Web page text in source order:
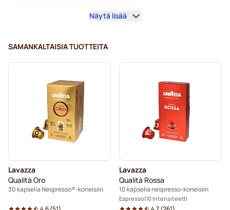
Lavazza-kapselit Nespresso®-koneisiin
Café Royal -kahvikapselit Nespresso®-koneisiin
Nespresso®-tarvikkeet
Kahvilisukkeet Nespresso®-kahvinkeittimeen
Kalkinpoisto ja huolto Nespresso®-kahvinkeittimeen
Segafredo-kahvikapselit Nespresso®-koneisiin
Café René -kahvikapselit Nespresso®-koneisiin
Näytä lisää
SAMANKALTAISIA TUOTTEITA
Lavazza
Qualità Oro
30 kapselia Nespresso®-koneisiin
Lavazza
Qualità Rossa
10 kapselia nespresso-koneisiin
Espresso 10 Intensiteetti